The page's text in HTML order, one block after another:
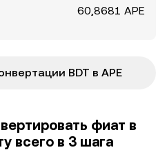
60,8681 APE
BDT в APE
фиат в
всего в 3 шага